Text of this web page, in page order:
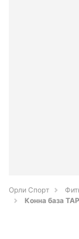
Орли Спорт
Конна база